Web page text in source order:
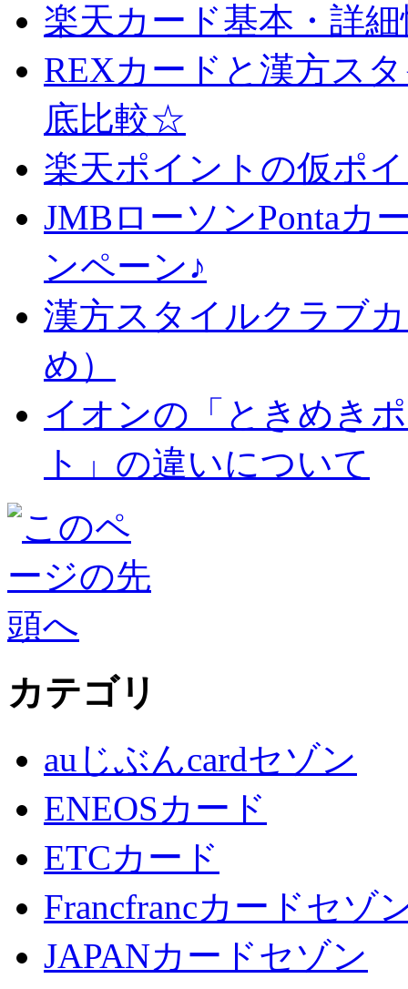
楽天カード基本・詳
REXカードと漢方ス
底比較☆
楽天ポイントの仮ポ
JMBローソンPontaカ
ンペーン♪
漢方スタイルクラブ
め）
イオンの「ときめき
ト」の違いについて
カテゴリ
auじぶんcardセゾン
ENEOSカード
ETCカード
Francfrancカードセゾ
JAPANカードセゾン